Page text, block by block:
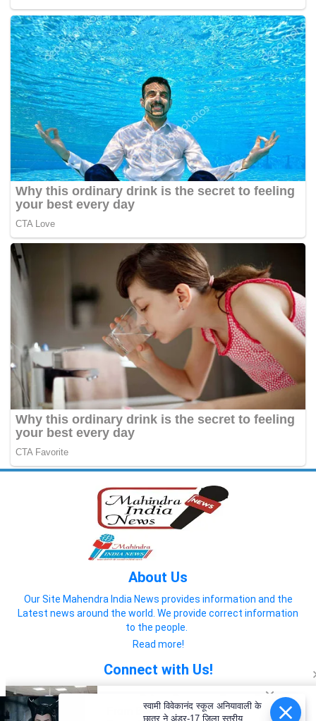
About Us
Our Site Mahendra India News provides information and the
Latest news around the world. We provide correct information
to the people.
Read more!
Connect with Us!
स्वामी विवेकानंद स्कूल अनियावाली के
छात्र ने अंडर-17 जिला स्तरीय